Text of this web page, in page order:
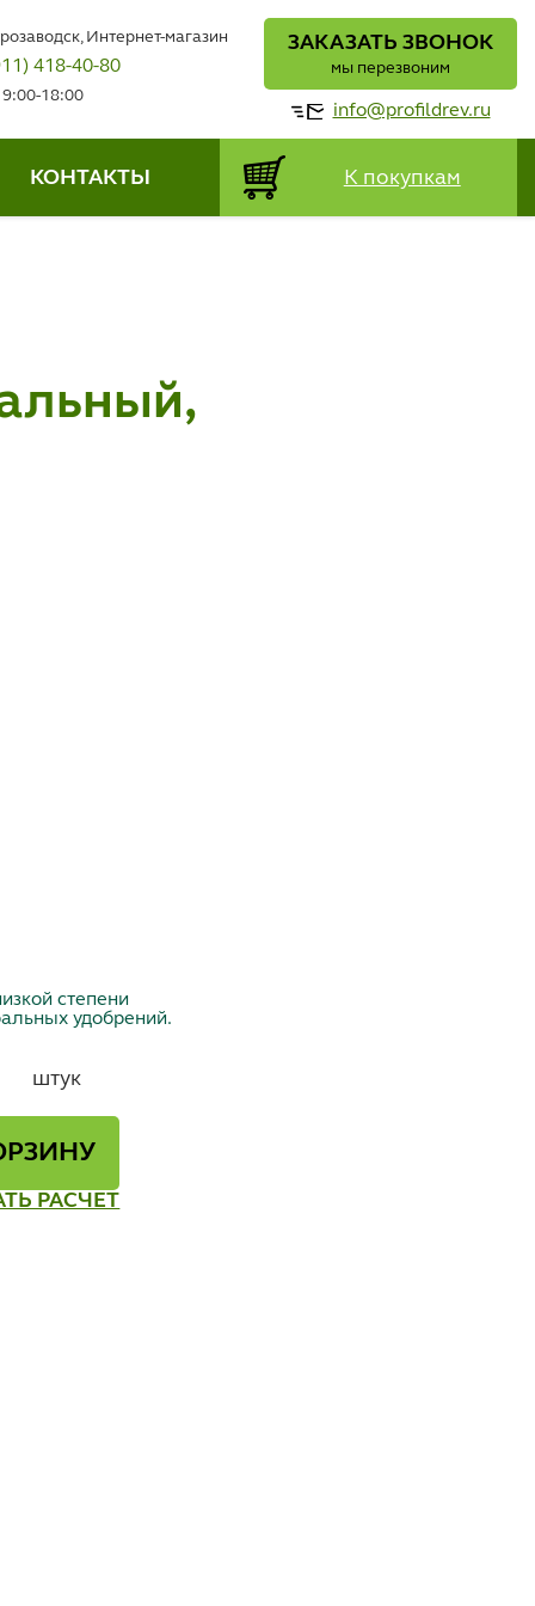
Интернет-магазин
418-40-80
9:00-18:00
ЗАКАЗАТЬ ЗВОНОК
мы перезвоним
info@profildrev.ru
КОНТАКТЫ К покупкам
степени
удобрений.
штук
РАСЧЕТ